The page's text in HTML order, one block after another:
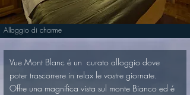
Alloggio di charme
Vue Mont Blanc é un  curato alloggio dove
poter trascorrere in relax le vostre giornate.
Offre una magnifica vista sul monte Bianco ed é